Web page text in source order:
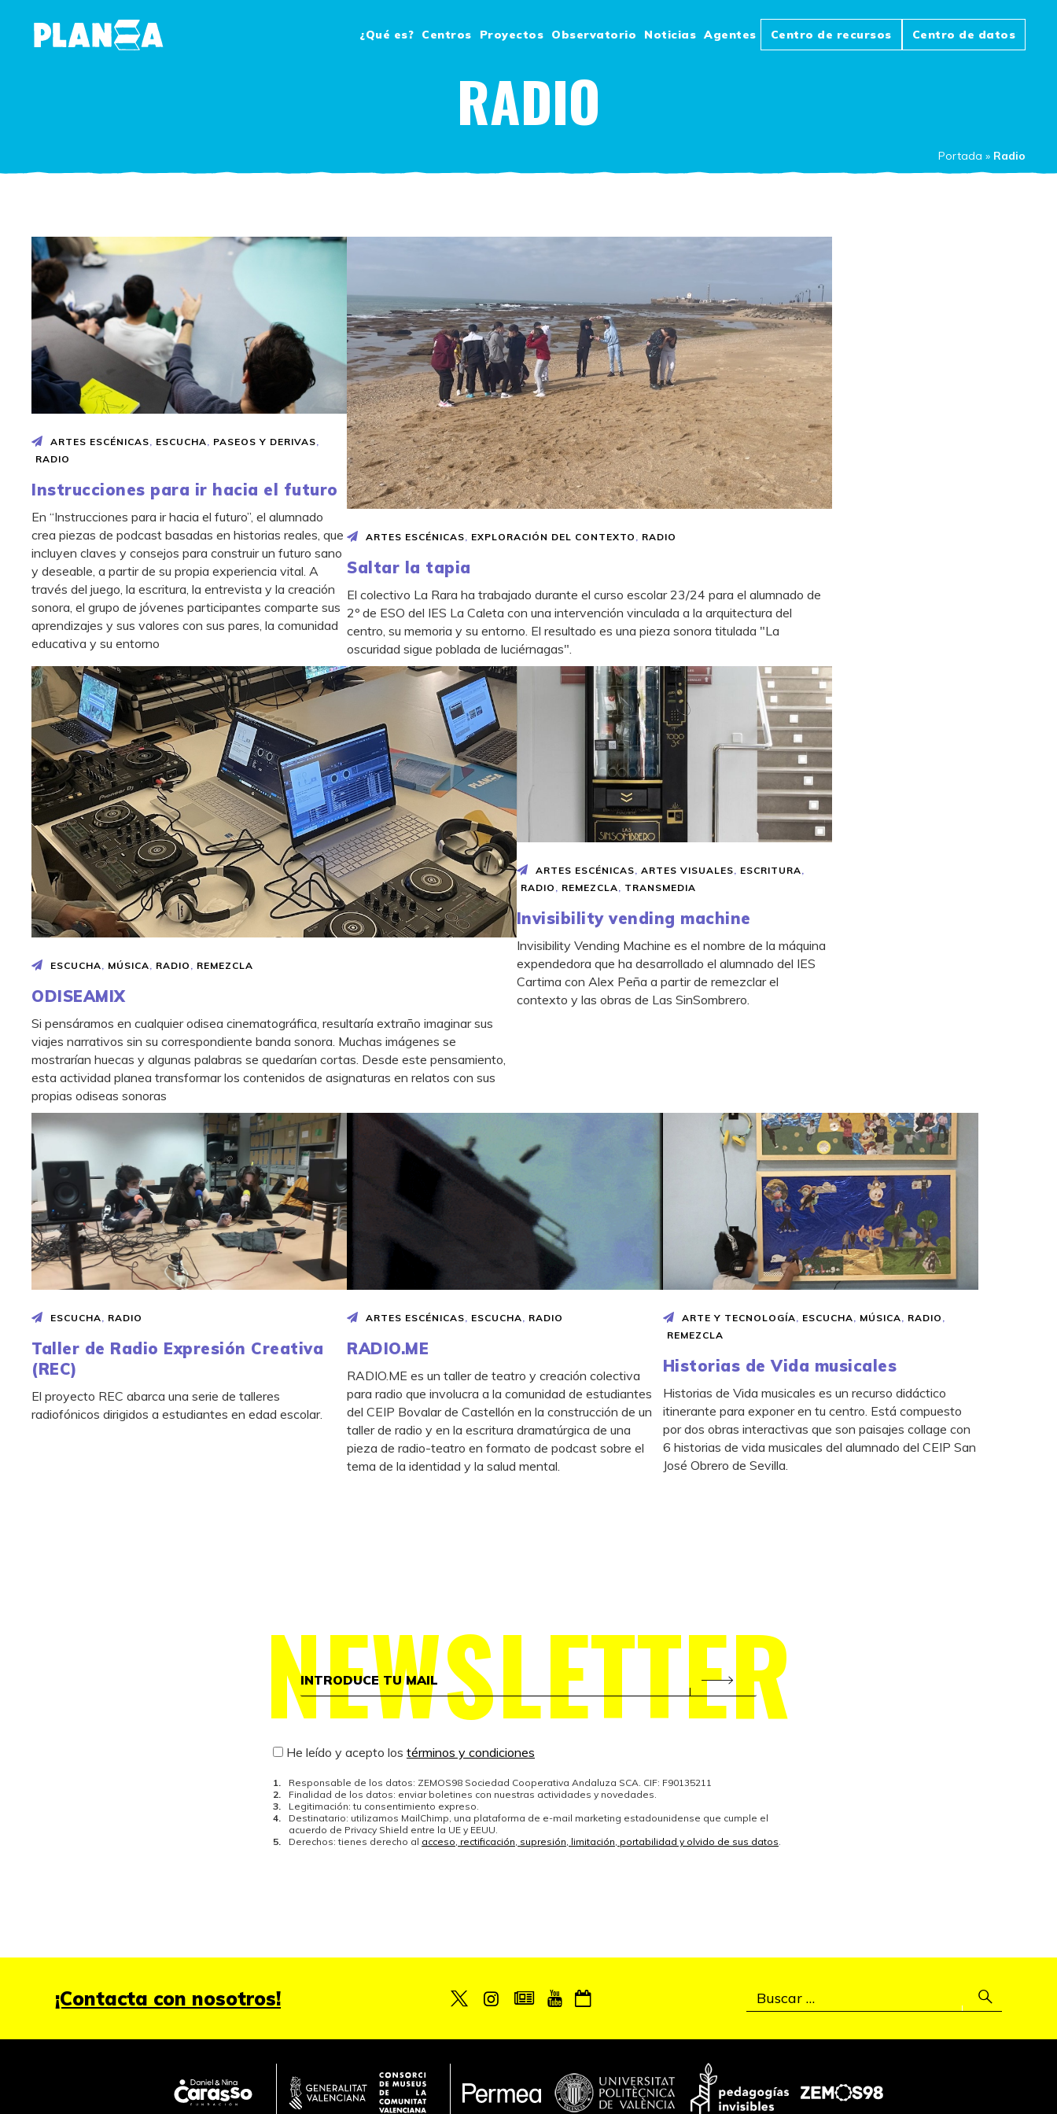
¿Qué es? Centros Proyectos Observatorio Noticias Agentes Centro de recursos Centro de datos
RADIO
Portada » Radio
ARTES ESCÉNICAS ESCUCHA PASEOS Y DERIVAS
RADIO
Instrucciones para ir hacia el futuro
En “Instrucciones para ir hacia el futuro”, el alumnado
crea piezas de podcast basadas en historias reales, que
incluyen claves y consejos para construir un futuro sano
y deseable, a partir de su propia experiencia vital. A
través del juego, la escritura, la entrevista y la creación
sonora, el grupo de jóvenes participantes comparte sus
aprendizajes y sus valores con sus pares, la comunidad
educativa y su entorno
ARTES ESCÉNICAS EXPLORACIÓN DEL CONTEXTO RADIO
Saltar la tapia
El colectivo La Rara ha trabajado durante el curso escolar 23/24 para el alumnado de
2º de ESO del IES La Caleta con una intervención vinculada a la arquitectura del
centro, su memoria y su entorno. El resultado es una pieza sonora titulada "La
oscuridad sigue poblada de luciérnagas".
ESCUCHA, MÚSICA, RADIO , REMEZCLA
ODISEAMIX
Si pensáramos en cualquier odisea cinematográfica, resultaría extraño imaginar sus
viajes narrativos sin su correspondiente banda sonora. Muchas imágenes se
mostrarían huecas y algunas palabras se quedarían cortas. Desde este pensamiento,
esta actividad planea transformar los contenidos de asignaturas en relatos con sus
propias odiseas sonoras
ARTES ESCÉNICAS, ARTES VISUALES, ESCRITURA,
RADIO , REMEZCLA, TRANSMEDIA
Invisibility vending machine
Invisibility Vending Machine es el nombre de la máquina
expendedora que ha desarrollado el alumnado del IES
Cartima con Alex Peña a partir de remezclar el
contexto y las obras de Las SinSombrero.
ESCUCHA RADIO
Taller de Radio Expresión Creativa
(REC)
El proyecto REC abarca una serie de talleres
radiofónicos dirigidos a estudiantes en edad escolar.
ARTES ESCÉNICAS ESCUCHA RADIO
RADIO.ME
RADIO.ME es un taller de teatro y creación colectiva
para radio que involucra a la comunidad de estudiantes
del CEIP Bovalar de Castellón en la construcción de un
taller de radio y en la escritura dramatúrgica de una
pieza de radio-teatro en formato de podcast sobre el
tema de la identidad y la salud mental.
ARTE Y TECNOLOGÍA ESCUCHA MÚSICA RADIO
REMEZCLA
Historias de Vida musicales
Historias de Vida musicales es un recurso didáctico
itinerante para exponer en tu centro. Está compuesto
por dos obras interactivas que son paisajes collage con
6 historias de vida musicales del alumnado del CEIP San
José Obrero de Sevilla.
NEWSLETTER
He leído y acepto los términos y condiciones
Responsable de los datos: ZEMOS98 Sociedad Cooperativa Andaluza SCA. CIF: F90135211
Finalidad de los datos: enviar boletines con nuestras actividades y novedades.
Legitimación: tu consentimiento expreso.
Destinatario: utilizamos MailChimp, una plataforma de e-mail marketing estadounidense que cumple el
acuerdo de Privacy Shield entre la UE y EEUU.
Derechos: tienes derecho al acceso, rectificación, supresión, limitación, portabilidad y olvido de sus datos
¡Contacta con nosotros!